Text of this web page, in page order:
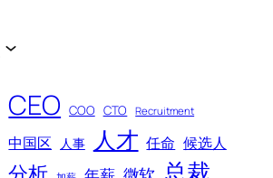
CEO COO CTO Recruitment
中国区 人事 人才 任命 候选人